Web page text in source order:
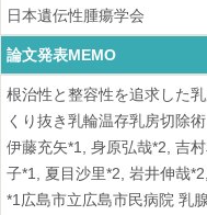
日本遺伝性腫瘍学会
論文発表MEMO
根治性と整容性を追求した
くり抜き乳輪温存乳房切除
伊藤充矢*1, 身原弘哉*2, 吉
子*1, 夏目沙里*2, 岩井伸哉
*1広島市立広島市民病院 乳